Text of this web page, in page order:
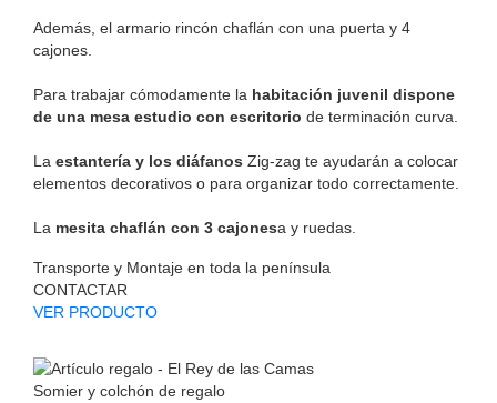
Además, el armario rincón chaflán con una puerta y 4
cajones.
Para trabajar cómodamente la habitación juvenil dispone
de una mesa estudio con escritorio de terminación curva.
La estantería y los diáfanos Zig-zag te ayudarán a colocar
elementos decorativos o para organizar todo correctamente.
La mesita chaflán con 3 cajonesa y ruedas.
Transporte y Montaje en toda la península
CONTACTAR
VER PRODUCTO
Somier y colchón de regalo